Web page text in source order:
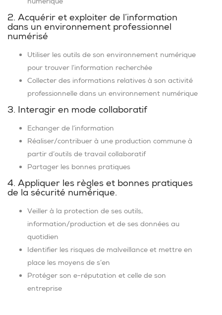
2. Acquérir et exploiter de l’information
dans un environnement professionnel
numérisé
Utiliser les outils de son environnement numérique
pour trouver l’information recherchée
Collecter des informations relatives à son activité
professionnelle dans un environnement numérique
3. Interagir en mode collaboratif
Echanger de l’information
Réaliser/contribuer à une production commune à
partir d’outils de travail collaboratif
Partager les bonnes pratiques
4. Appliquer les règles et bonnes pratiques
de la sécurité numérique.
Veiller à la protection de ses outils,
information/production et de ses données au
quotidien
Identifier les risques de malveillance et mettre en
place les moyens de s’en
Protéger son e-réputation et celle de son
entreprise